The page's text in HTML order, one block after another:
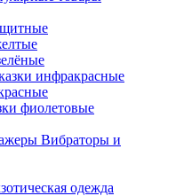
инфракрасные
фиолетовые
Вибраторы и
одежда